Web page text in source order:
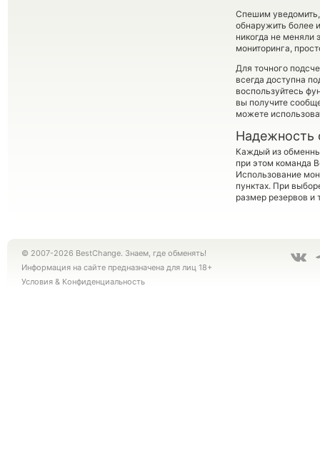
Спешим
обнаружить более
никогда не
мониторинга,
Для точного
всегда доступна
воспользуйтесь
вы получите
можете
Надежность
Каждый из
при этом команда
Использование
пунктах. При
размер резервов и
© 2007-2026 BestChange. Знаем, где обменять!
Информация на сайте предназначена для лиц 18+
Условия & Конфиденциальность